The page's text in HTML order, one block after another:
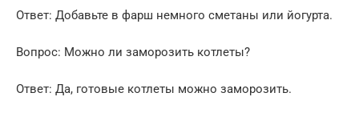
Ответ: Добавьте в фарш немного сметаны или йогурта.
Вопрос: Можно ли заморозить котлеты?
Ответ: Да, готовые котлеты можно заморозить.